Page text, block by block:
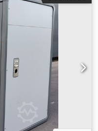
Atlas Copco GA37 es
para ofrecer un
industriales.
una potencia de 37
de 7,5 bares, lo
que requieren una
Fabricado por
soluciones de aire
su durabilidad y su
de vanguardia,
al tiempo que
de alta